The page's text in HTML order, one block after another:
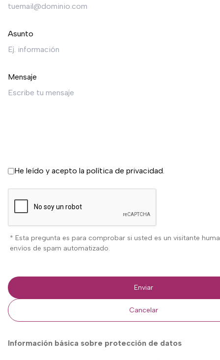
Asunto
Mensaje
He leído y acepto la política de privacidad.
Esta pregunta es para comprobar si usted es un visitante
envíos de spam automatizado.
Información básica sobre protección de datos